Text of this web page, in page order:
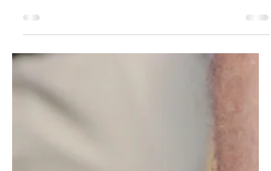
KANTON SOLOTHURN
Tempo 30 im Ortszentrum von Erlinsbach (SO)
In Erlinsbach SO soll die Verkehrssicherheit erhöht und die
Verkehr und Tiefbau des Kantons Solothurn Massnahmen für
Tempo 30 um. KI-generiertes Symbolbild. Gemini. Auf den
kommunalen Strassen von Erlinsbach SO gilt bereits seit
Kantonsstrassen im Ortszentrum eingeführt. Dies betrifft die